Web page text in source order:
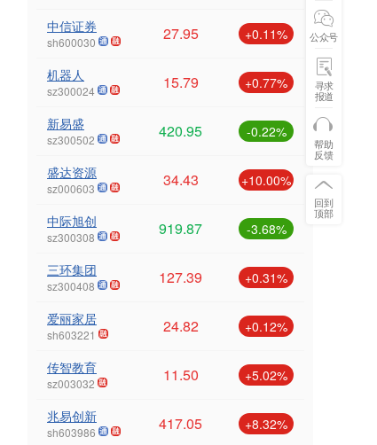
中信证券
sh600030 27.95 +0.11%
机器人
sz300024 15.79 +0.77%
新易盛
sz300502 420.95 -0.22%
盛达资源
sz000603 34.43 +10.00%
中际旭创
sz300308 919.87 -3.68%
三环集团
sz300408 127.39 +0.31%
爱丽家居
sh603221 24.82 +0.12%
传智教育
sz003032 11.50 +5.02%
兆易创新
sh603986 417.05 +8.32%
公众号
寻求
报道
帮助
反馈
回到
顶部